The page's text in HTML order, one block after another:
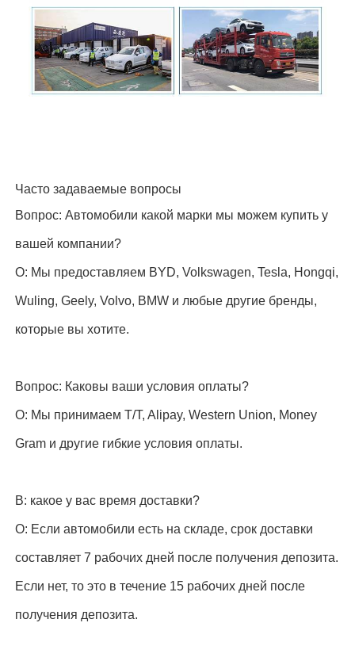
Часто задаваемые вопросы
Вопрос: Автомобили какой марки мы можем купить у
вашей компании?
О: Мы предоставляем BYD, Volkswagen, Tesla, Hongqi,
Wuling, Geely, Volvo, BMW и любые другие бренды,
которые вы хотите.
Вопрос: Каковы ваши условия оплаты?
О: Мы принимаем T/T, Alipay, Western Union, Money
Gram и другие гибкие условия оплаты.
В: какое у вас время доставки?
О: Если автомобили есть на складе, срок доставки
составляет 7 рабочих дней после получения депозита.
Если нет, то это в течение 15 рабочих дней после
получения депозита.